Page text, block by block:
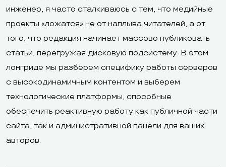
инженер, я часто сталкиваюсь с тем, что медийные
проекты «ложатся» не от наплыва читателей, а от
того, что редакция начинает массово публиковать
статьи, перегружая дисковую подсистему. В этом
лонгриде мы разберем специфику работы серверов
с высокодинамичным контентом и выберем
технологические платформы, способные
обеспечить реактивную работу как публичной части
сайта, так и административной панели для ваших
авторов.